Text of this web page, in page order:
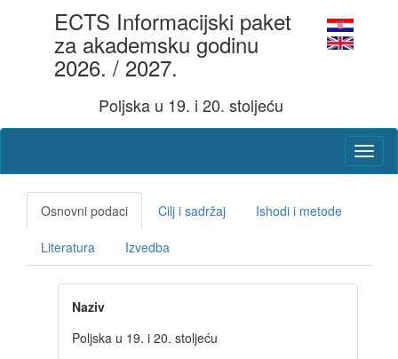
ECTS Informacijski paket
za akademsku godinu
2026. / 2027.
Poljska u 19. i 20. stoljeću
Osnovni podaci Cilj i sadržaj Ishodi i metode
Literatura Izvedba
Naziv
Poljska u 19. i 20. stoljeću